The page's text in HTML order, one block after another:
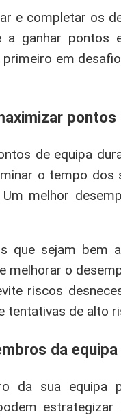
e completar os
a ganhar
em
de equipa
o tempo dos
melhor
que sejam bem
melhorar o
riscos
tentativas de alto
da
da sua equipa